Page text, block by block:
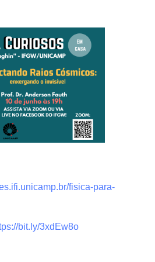
fisica-para-
bit.ly/3xdEw8o